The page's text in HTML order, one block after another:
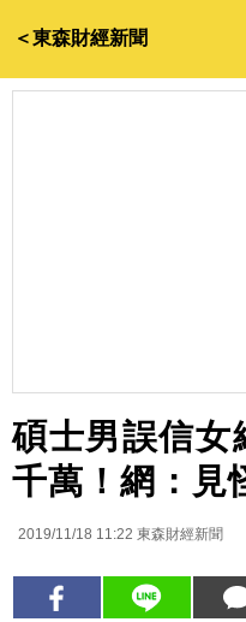
＜東森財經新聞
碩士男誤信女
千萬！網：見
2019/11/18 11:22 東森財經新聞